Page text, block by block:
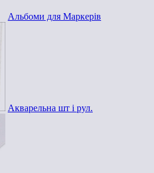
Альбоми для Маркерів
Акварельна шт і рул.